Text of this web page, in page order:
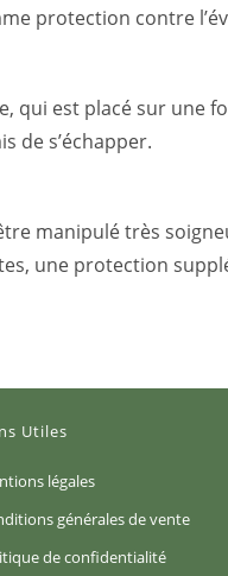
protection contre
qui est placé sur une
de s’échapper.
manipulé très
une protection
Utiles
légalesS’ouvre
nouvel
générales de vente
de confidentialitéS’ouvre